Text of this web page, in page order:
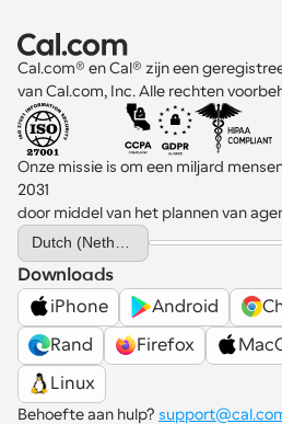
Cal.com® en Cal® zijn een
van Cal.com, Inc. Alle rechten
Onze missie is om een miljard
2031
door middel van het plannen van
Select Language
Dutch (Netherlands)
Downloads
iPhone
Android
Rand
Firefox
Linux
Behoefte aan hulp?